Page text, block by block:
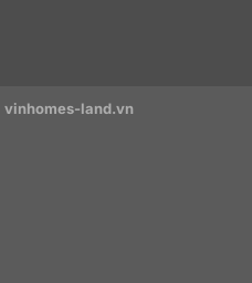
vinhomes-land.vn